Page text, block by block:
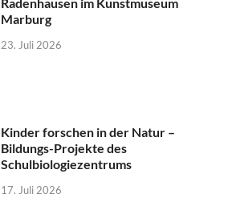
Radenhausen im Kunstmuseum
Marburg
23. Juli 2026
Kinder forschen in der Natur –
Bildungs-Projekte des
Schulbiologiezentrums
17. Juli 2026